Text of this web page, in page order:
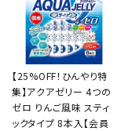
【25%OFF！ひんやり特
集】アクアゼリー 4つの
ゼロ りんご風味 スティ
ックタイプ 8本入【会員